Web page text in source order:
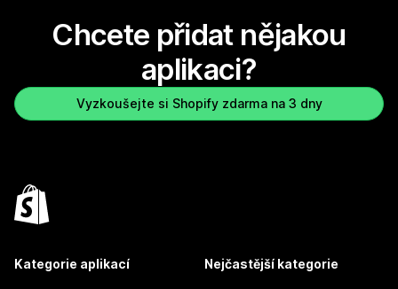
Chcete přidat nějakou
aplikaci?
Vyzkoušejte si Shopify zdarma na 3 dny
Kategorie aplikací Nejčastější kategorie